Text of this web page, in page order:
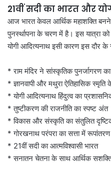
21वीं सदी का भारत और
आज भारत केवल आर्थिक महाशक्ति बनने
पुनर्स्थापना के चरण में है। इस यात्रा
योगी आदित्यनाथ इसी कारण इस दौर
* राम मंदिर ने सांस्कृतिक पुनर्जागरण का
* ज्ञानवापी और मथुरा ऐतिहासिक स्मृति
* योगी आदित्यनाथ हिंदुत्व का
* तुष्टीकरण की राजनीति का स्पष्ट अंत
* विकास और संस्कृति का संतुलित
* गोरखनाथ परंपरा का सत्ता में रूपांतरण
* 21वीं सदी का आत्मविश्वासी भारत
* सनातन चेतना के साथ आर्थिक